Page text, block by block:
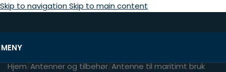
Skip to navigationSkip to main content
MENY
Hjem/Antenner og tilbehør/Antenne til maritimt bruk